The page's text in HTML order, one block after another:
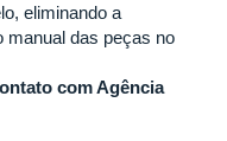
eliminando a
manual das peças no
com Agência